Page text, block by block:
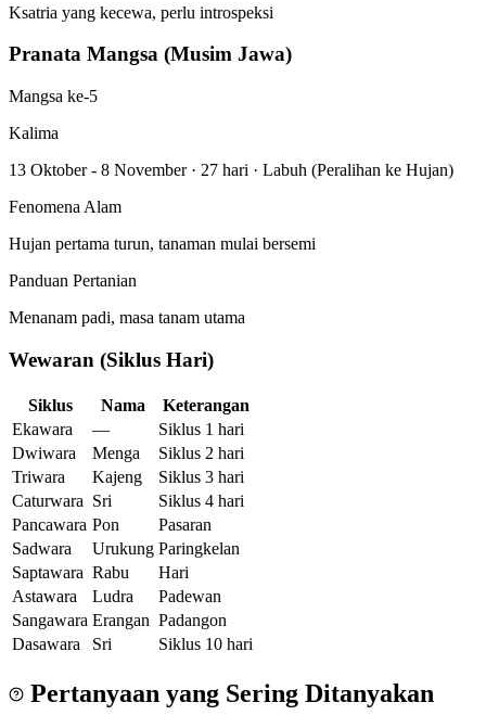
Ksatria yang kecewa, perlu introspeksi
Pranata Mangsa (Musim Jawa)
Mangsa ke-5
Kalima
13 Oktober - 8 November · 27 hari · Labuh (Peralihan ke Hujan)
Fenomena Alam
Hujan pertama turun, tanaman mulai bersemi
Panduan Pertanian
Menanam padi, masa tanam utama
Wewaran (Siklus Hari)
Siklus Nama
Keterangan
Ekawara
—
Siklus 1 hari
Dwiwara
Menga
Siklus 2 hari
Triwara
Kajeng
Siklus 3 hari
Caturwara Sri
Siklus 4 hari
Pancawara Pon
Pasaran
Sadwara
Urukung Paringkelan
Saptawara Rabu
Hari
Astawara
Ludra
Padewan
Sangawara Erangan Padangon
Dasawara
Sri Siklus 10 hari
Pertanyaan yang Sering Ditanyakan